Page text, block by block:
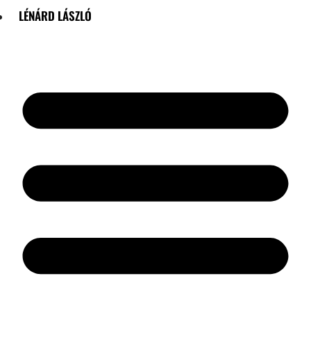
LÉNÁRD LÁSZLÓ